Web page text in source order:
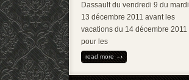
Dassault du vendredi 9 du mardi
13 décembre 2011 avant les
vacations du 14 décembre 2011
pour les
read more